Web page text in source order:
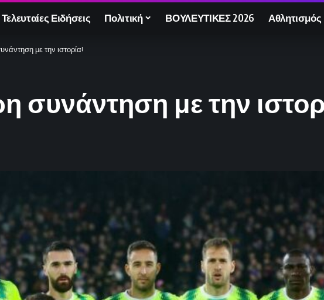
Τελευταίες Ειδήσεις Πολιτική ΒΟΥΛΕΥΤΙΚΕΣ 2026 Αθλητισμός
με την ιστορία!
συνάντηση με την